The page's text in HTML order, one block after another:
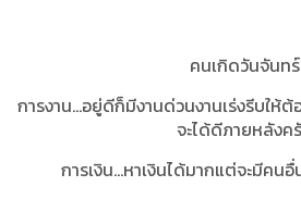
คนเกิดวันจันทร์
การงาน...อยู่ดีก็มีงานด่วนงานเร่งรีบให้
จะได้ดีภายหลังค
การเงิน...หาเงินได้มากแต่จะมีคน